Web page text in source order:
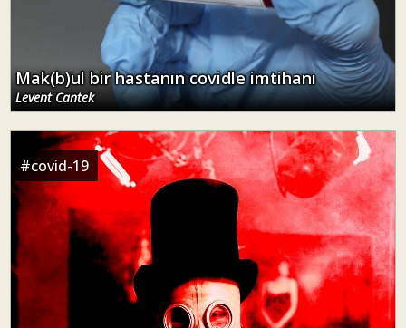
Mak(b)ul bir hastanın covidle imtihanı
Levent Cantek
#covid-19